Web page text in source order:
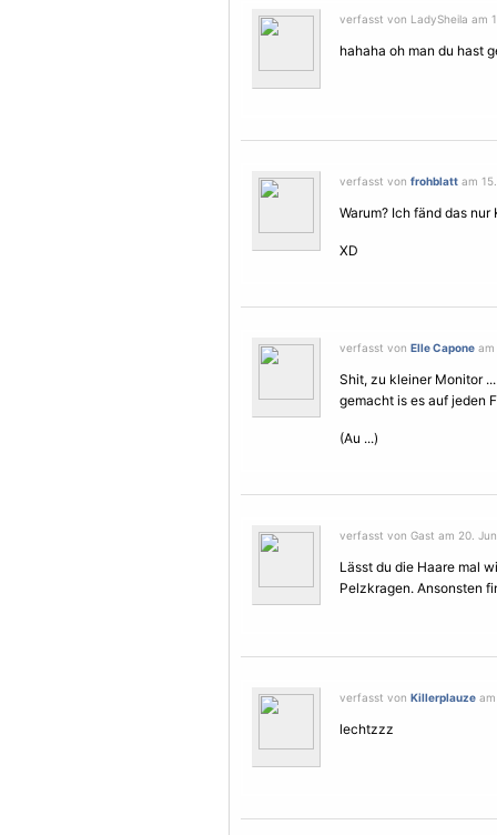
verfasst von LadySheila am
hahaha oh man du hast
verfasst von frohblatt am
Warum? Ich fänd das
XD
verfasst von Elle Capone am
Shit, zu kleiner Monitor
gemacht is es auf jeden
(Au ...)
verfasst von Gast am 20.
Lässt du die Haare mal
Pelzkragen. Ansonsten
verfasst von Killerplauze
lechtzzz